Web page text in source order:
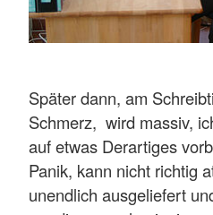
Später dann, am
Schmerz, wird massiv,
auf etwas Derartiges
Panik, kann nicht richtig
unendlich ausgeliefert